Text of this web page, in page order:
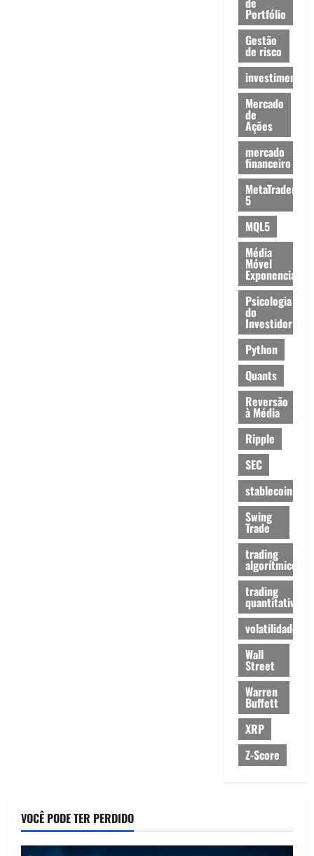
Portfólio
Gestão
de risco
investimentos
Mercado
de
Ações
mercado
financeiro
MetaTrader
5
MQL5
Média
Móvel
Exponencial
Psicologia
do
Investidor
Python
Quants
Reversão
à Média
Ripple
SEC
stablecoins
Swing
Trade
trading
algorítmico
trading
quantitativo
volatilidade
Wall
Street
Warren
Buffett
XRP
Z-Score
VOCÊ PODE TER PERDIDO